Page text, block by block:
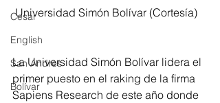
Cesar
English
San Andres
Bolívar
Universidad Simón Bolívar (Cortesía)
La Universidad Simón Bolívar lidera el
primer puesto en el raking de la firma
Sapiens Research de este año donde